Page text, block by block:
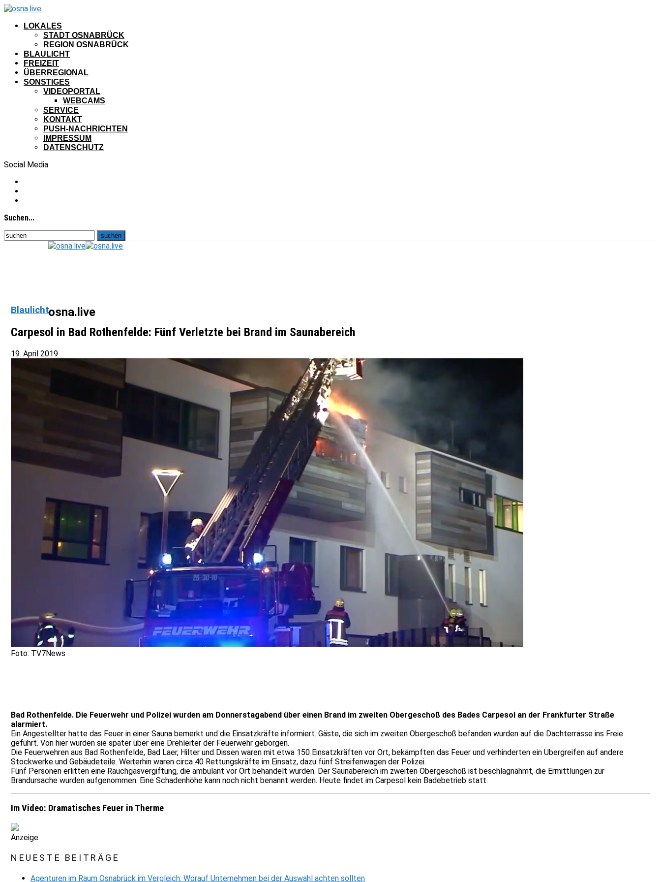
LOKALES
STADT OSNABRÜCK
REGION OSNABRÜCK
BLAULICHT
FREIZEIT
ÜBERREGIONAL
SONSTIGES
VIDEOPORTAL
WEBCAMS
SERVICE
KONTAKT
PUSH-NACHRICHTEN
IMPRESSUM
DATENSCHUTZ
Social Media
Suchen...
osna.live
Blaulicht
Carpesol in Bad Rothenfelde: Fünf Verletzte bei Brand im Saunabereich
19. April 2019
Foto: TV7News
Bad Rothenfelde. Die Feuerwehr und Polizei wurden am Donnerstagabend über einen Brand im zweiten Obergeschoß des Bades Carpesol an der Frankfurter Straße
alarmiert.
Ein Angestellter hatte das Feuer in einer Sauna bemerkt und die Einsatzkräfte informiert. Gäste, die sich im zweiten Obergeschoß befanden wurden auf die Dachterrasse ins Freie
geführt. Von hier wurden sie später über eine Drehleiter der Feuerwehr geborgen.
Die Feuerwehren aus Bad Rothenfelde, Bad Laer, Hilter und Dissen waren mit etwa 150 Einsatzkräften vor Ort, bekämpften das Feuer und verhinderten ein Übergreifen auf andere
Stockwerke und Gebäudeteile. Weiterhin waren circa 40 Rettungskräfte im Einsatz, dazu fünf Streifenwagen der Polizei.
Fünf Personen erlitten eine Rauchgasvergiftung, die ambulant vor Ort behandelt wurden. Der Saunabereich im zweiten Obergeschoß ist beschlagnahmt, die Ermittlungen zur
Brandursache wurden aufgenommen. Eine Schadenhöhe kann noch nicht benannt werden. Heute findet im Carpesol kein Badebetrieb statt.
Im Video: Dramatisches Feuer in Therme
Anzeige
NEUESTE BEITRÄGE
Agenturen im Raum Osnabrück im Vergleich: Worauf Unternehmen bei der Auswahl achten sollten